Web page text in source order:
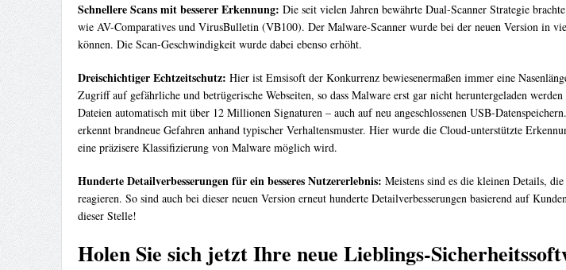
Schnellere Scans mit besserer Erkennung: Die seit vielen Jahren bewährte Dual-Scanner Strategie
wie AV-Comparatives und VirusBulletin (VB100). Der Malware-Scanner wurde bei der neuen Version in
können. Die Scan-Geschwindigkeit wurde dabei ebenso erhöht.
Dreischichtiger Echtzeitschutz: Hier ist Emsisoft der Konkurrenz bewiesenermaßen immer eine
Zugriff auf gefährliche und betrügerische Webseiten, so dass Malware erst gar nicht heruntergeladen
Dateien automatisch mit über 12 Millionen Signaturen – auch auf neu angeschlossenen USB-
erkennt brandneue Gefahren anhand typischer Verhaltensmuster. Hier wurde die Cloud-unterstützte
eine präzisere Klassifizierung von Malware möglich wird.
Hunderte Detailverbesserungen für ein besseres Nutzererlebnis: Meistens sind es die kleinen Details,
reagieren. So sind auch bei dieser neuen Version erneut hunderte Detailverbesserungen basierend auf
dieser Stelle!
Holen Sie sich jetzt Ihre neue Lieblings-